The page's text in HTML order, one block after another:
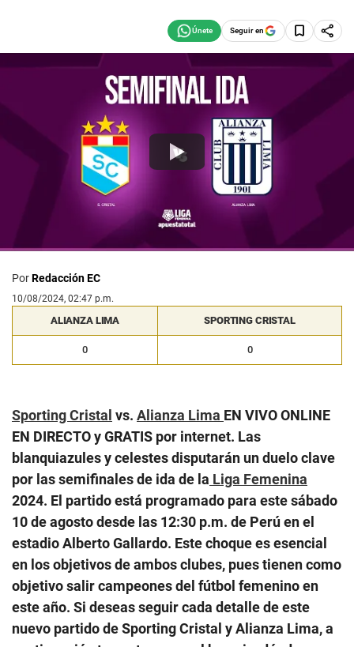
Seguir en
PorRedacción EC
10/08/2024, 02:47 p.m.
ALIANZA LIMA SPORTING CRISTAL
0 0
Sporting Cristal vs. Alianza Lima EN VIVO ONLINE
EN DIRECTO y GRATIS por internet. Las
blanquiazules y celestes disputarán un duelo clave
por las semifinales de ida de la Liga Femenina
2024. El partido está programado para este sábado
10 de agosto desde las 12:30 p.m. de Perú en el
estadio Alberto Gallardo. Este choque es esencial
en los objetivos de ambos clubes, pues tienen como
objetivo salir campeones del fútbol femenino en
este año. Si deseas seguir cada detalle de este
nuevo partido de Sporting Cristal y Alianza Lima, a